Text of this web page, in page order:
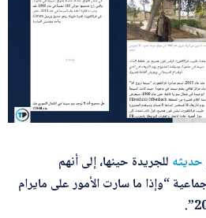
حديثه للجريدة حينها، إلى أنهم
“وإذا ما سارت الأمور على مايرام